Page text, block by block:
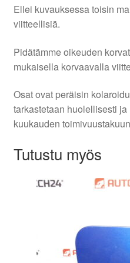
Ellei kuvauksessa toisin
viitteellisiä.
Pidätämme oikeuden
mukaisella korvaavalla
Osat ovat peräisin
tarkastetaan huolellisesti
kuukauden
Tutustu myös